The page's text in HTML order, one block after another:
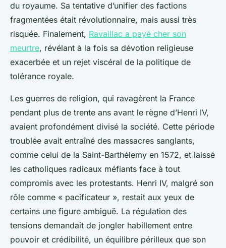
du royaume. Sa tentative d’unifier des factions
fragmentées était révolutionnaire, mais aussi très
risquée. Finalement, Ravaillac a payé cher son
meurtre, révélant à la fois sa dévotion religieuse
exacerbée et un rejet viscéral de la politique de
tolérance royale.
Les guerres de religion, qui ravagèrent la France
pendant plus de trente ans avant le règne d’Henri IV,
avaient profondément divisé la société. Cette période
troublée avait entraîné des massacres sanglants,
comme celui de la Saint-Barthélemy en 1572, et laissé
les catholiques radicaux méfiants face à tout
compromis avec les protestants. Henri IV, malgré son
rôle comme « pacificateur », restait aux yeux de
certains une figure ambiguë. La régulation des
tensions demandait de jongler habillement entre
pouvoir et crédibilité, un équilibre périlleux que son